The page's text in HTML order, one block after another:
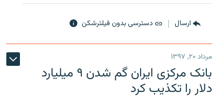
ارسال دسترسی بدون فیلترشکن
مرداد ۲۰, ۱۳۹۷
بانک مرکزی ایران گم شدن ۹ میلیارد
دلار را تکذیب کرد